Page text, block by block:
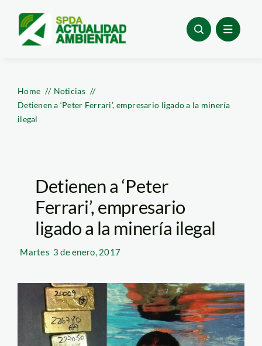
content
Home
Noticias
Detienen a ‘Peter Ferrari’, empresario ligado a la minería
ilegal
Detienen a ‘Peter
Ferrari’, empresario
ligado a la minería ilegal
Martes 3 de enero, 2017